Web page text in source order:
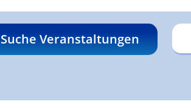
Suche Veranstaltungen